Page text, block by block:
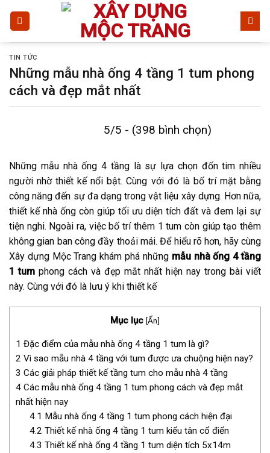
dungTIN TỨC
Những mẫu nhà ống 4 tầng 1 tum phong
cách và đẹp mắt nhất
5/5 - (398 bình chọn)
Những mẫu nhà ống 4 tầng là sự lựa chọn đốn tim nhiều
người nhờ thiết kế nổi bật. Cùng với đó là bố trí mặt bằng
công năng đến sự đa dạng trong vật liệu xây dựng. Hơn nữa,
thiết kế nhà ống còn giúp tối ưu diện tích đất và đem lại sự
tiện nghi. Ngoài ra, việc bố trí thêm 1 tum còn giúp tạo thêm
không gian ban công đầy thoải mái. Để hiểu rõ hơn, hãy cùng
Xây dựng Mộc Trang khám phá những mẫu nhà ống 4 tầng
1 tum phong cách và đẹp mắt nhất hiện nay trong bài viết
này. Cùng với đó là lưu ý khi thiết kế
Mục lục [Ẩn]
1 Đặc điểm của mẫu nhà ống 4 tầng 1 tum là gì?
2 Vì sao mẫu nhà 4 tầng với tum được ưa chuộng hiện nay?
3 Các giải pháp thiết kế tầng tum cho mẫu nhà 4 tầng
4 Các mẫu nhà ống 4 tầng 1 tum phong cách và đẹp mắt
nhất hiện nay
4.1 Mẫu nhà ống 4 tầng 1 tum phong cách hiện đại
4.2 Thiết kế nhà ống 4 tầng 1 tum kiểu tân cổ điển
4.3 Thiết kế nhà ống 4 tầng 1 tum diện tích 5x14m